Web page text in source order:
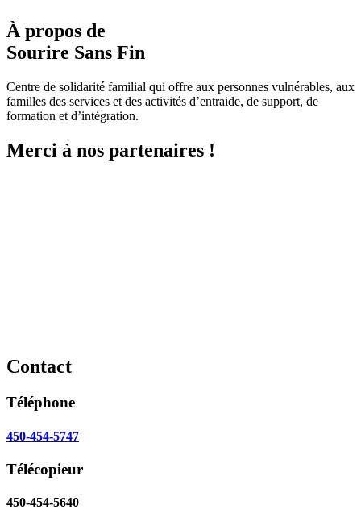
À propos de
Sourire Sans Fin
Centre de solidarité familial qui offre aux personnes vulnérables, aux
familles des services et des activités d’entraide, de support, de
formation et d’intégration.
Merci à nos partenaires !
Contact
Téléphone
450-454-5747
Télécopieur
450-454-5640